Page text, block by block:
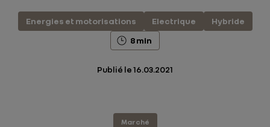
Energies et motorisations Electrique
Hybride
8 min
Publié le16.03.2021
Marché